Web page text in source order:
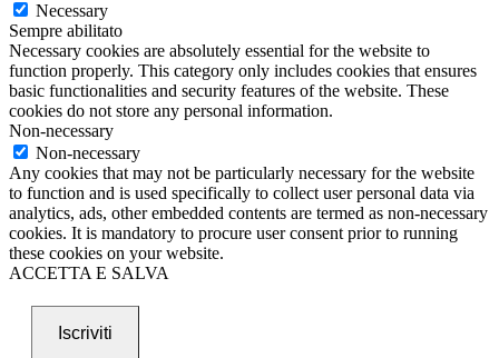
Necessary
Sempre abilitato
Necessary cookies are absolutely essential for the website to
function properly. This category only includes cookies that ensures
basic functionalities and security features of the website. These
cookies do not store any personal information.
Non-necessary
Non-necessary
Any cookies that may not be particularly necessary for the website
to function and is used specifically to collect user personal data via
analytics, ads, other embedded contents are termed as non-necessary
cookies. It is mandatory to procure user consent prior to running
these cookies on your website.
ACCETTA E SALVA
Iscriviti